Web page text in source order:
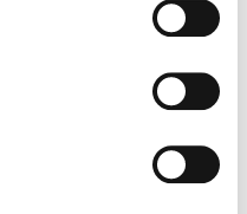
Yaxell Super Gou vihannesveitsi 15cm